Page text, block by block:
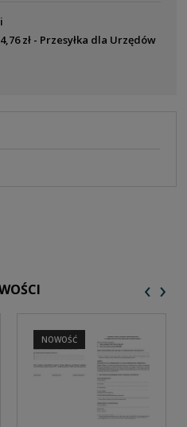
zł - Przesyłka dla Urzędów
kosztów płatności
NOWOŚĆ
‹ ›